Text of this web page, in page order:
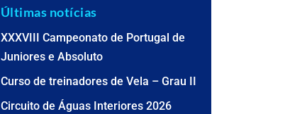
Últimas notícias
XXXVIII Campeonato de Portugal de
Juniores e Absoluto
Curso de treinadores de Vela – Grau II
Circuito de Águas Interiores 2026